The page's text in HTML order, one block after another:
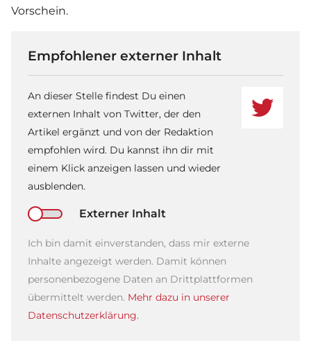
Vorschein.
Empfohlener externer Inhalt
An dieser Stelle findest Du einen
externen Inhalt von Twitter, der den
Artikel ergänzt und von der Redaktion
empfohlen wird. Du kannst ihn dir mit
einem Klick anzeigen lassen und wieder
ausblenden.
Externer Inhalt
Ich bin damit einverstanden, dass mir externe
Inhalte angezeigt werden. Damit können
personenbezogene Daten an Drittplattformen
übermittelt werden. Mehr dazu in unserer
Datenschutzerklärung.